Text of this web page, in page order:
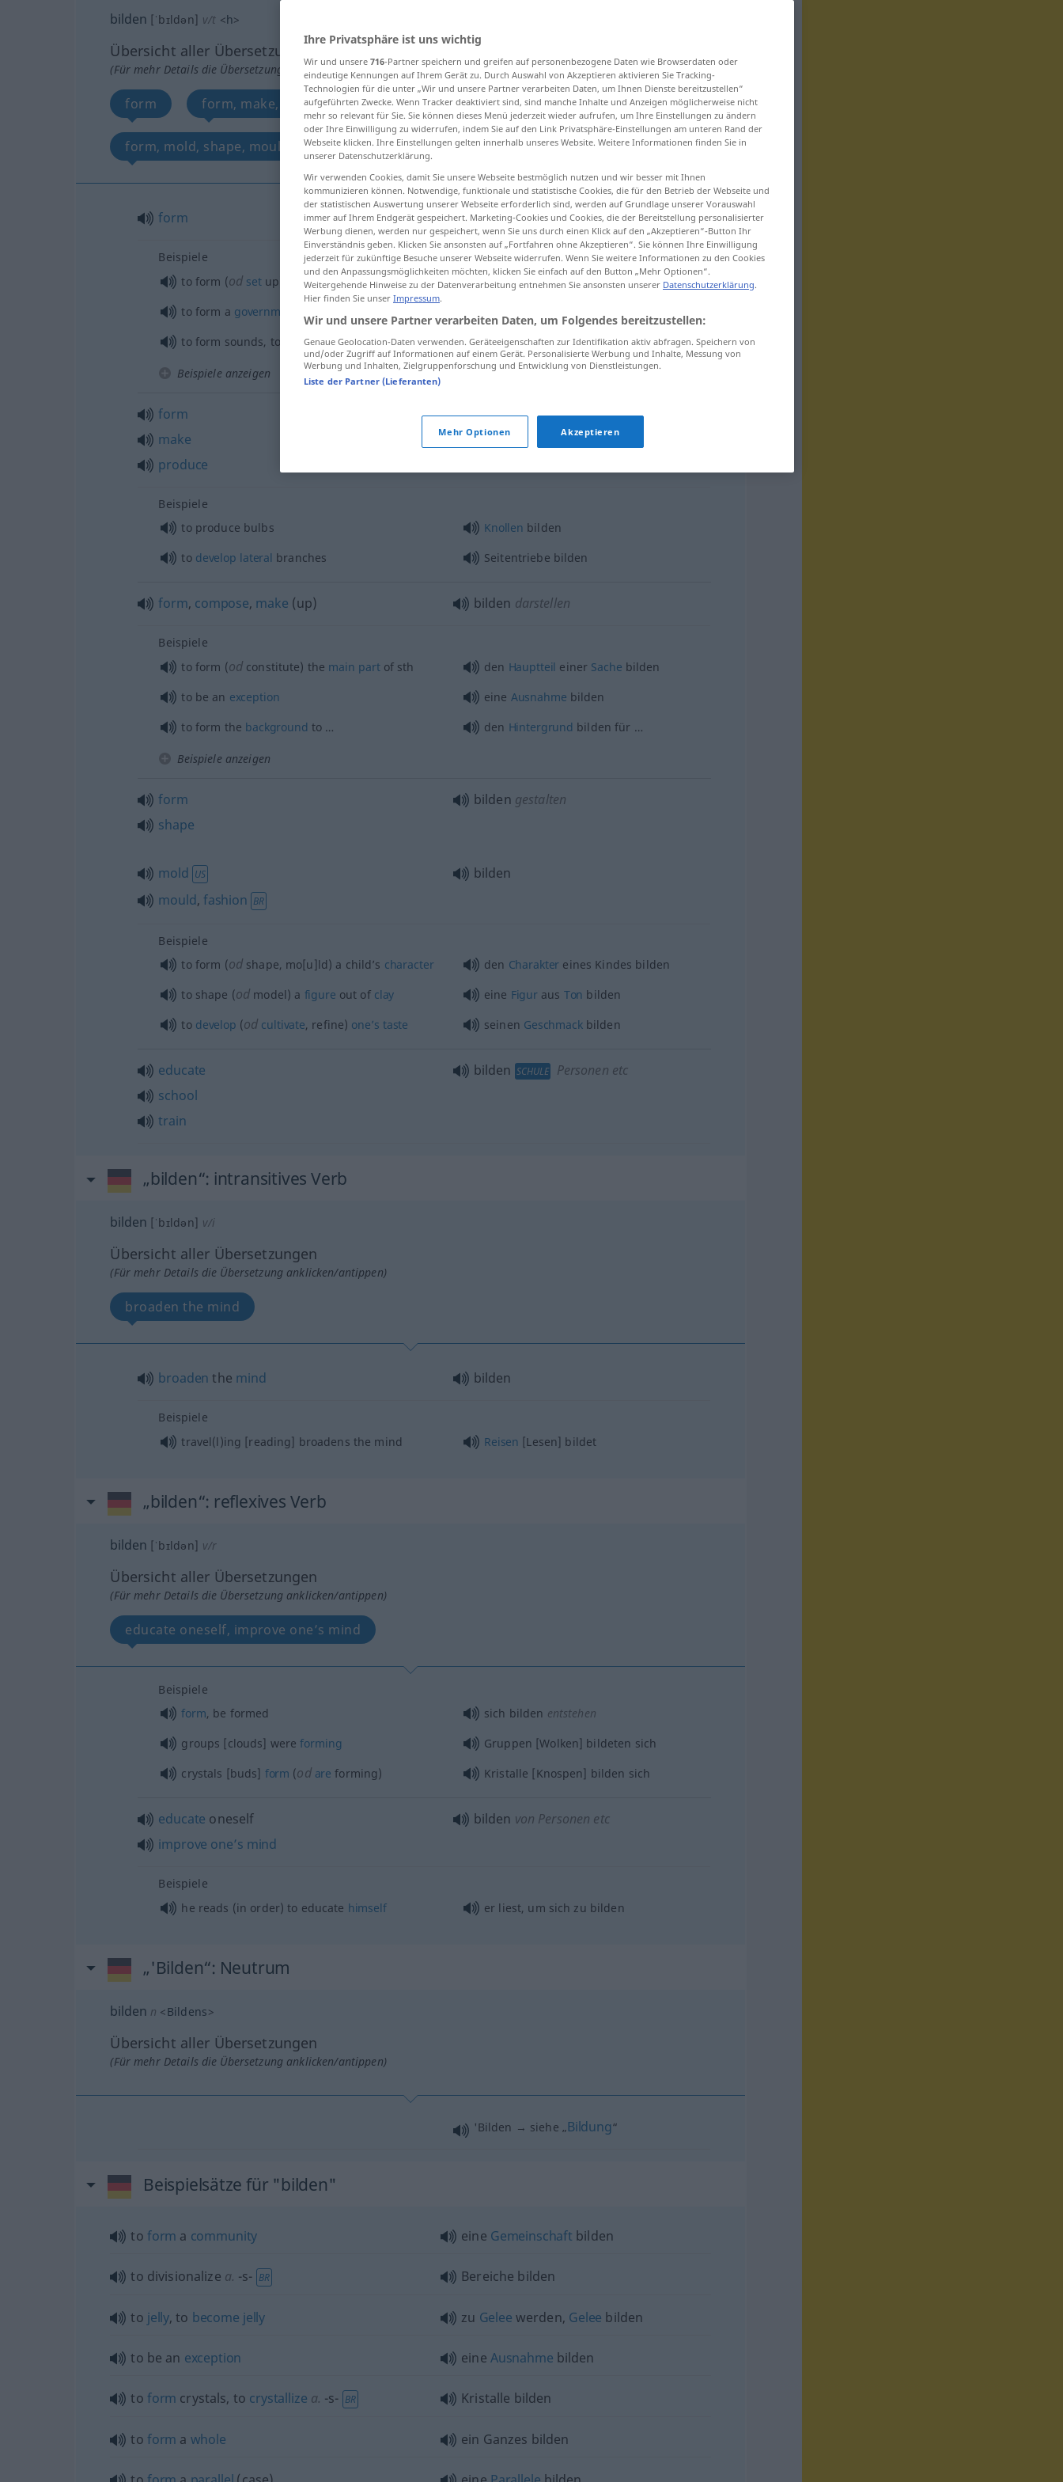
bilden [ˈbɪldən] v/t <h>
Übersicht aller Übersetzungen
(Für mehr Details die Übersetzung anklicken/antippen)
form form, make, produce form, compose, make up
form, mold, shape, mould, fashion educate, school, train
form bildenformen
Beispiele
to form (odsetup) a committee einen Ausschussbilden
to form a government
to form sounds, to
articulate Lautebilden
Beispiele anzeigen
form
make
produce
bildenhervorbringen
Beispiele
to produce bulbs
Knollen bilden
to develop lateral branches Seitentriebe bilden
form, compose, make (up) bilden darstellen
Beispiele
to form (odconstitute) the main partofsth den Hauptteil einer Sache bilden
to be an exception eine Ausnahme bilden
to form the background to … den Hintergrund bilden für …
Beispiele anzeigen
form
shape
bilden gestalten
mold US
mould, fashion BR
bilden
Beispiele
to form (odshape, mo[u]ld) a child’s character den Charakter eines Kindes bilden
to shape (od model) a figure out of clay eine Figuraus Ton bilden
to develop (od cultivate, refine) one’s taste seinen Geschmackbilden
educate
school
train
bilden SCHULE Personen etc
„bilden“: intransitives Verb
bilden [ˈbɪldən] v/i
Übersicht aller Übersetzungen
(Für mehr Details die Übersetzung anklicken/antippen)
broaden the mind
broaden the mind bilden
Beispiele
travel(l)ing [reading] broadens the mind
Reisen [Lesen] bildet
„bilden“: reflexives Verb
bilden [ˈbɪldən] v/r
Übersicht aller Übersetzungen
(Für mehr Details die Übersetzung anklicken/antippen)
educate oneself, improve one’s mind
Beispiele
form, be formed sich bilden entstehen
groups [clouds] wereforming
Gruppen [Wolken] bildeten sich
crystals [buds] form (odare forming) Kristalle [Knospen] bilden sich
educate oneself
improve one’s mind
bilden von Personen etc
Beispiele
he reads (in order) to educate himself er liest, um sich zu bilden
„'Bilden“: Neutrum
bilden n <Bildens>
Übersicht aller Übersetzungen
(Für mehr Details die Übersetzung anklicken/antippen)
'Bilden → siehe „Bildung“
Beispielsätze für "bilden"
to form a community eine Gemeinschaft bilden
to divisionalize a. -s- BR Bereiche bilden
to jelly, to become jelly zu Gelee werden, Gelee bilden
to be an exception eine Ausnahme bilden
to form crystals, to crystallize a. -s- BR Kristalle bilden
to form a whole ein Ganzes bilden
Ihre Privatsphäre ist uns wichtig
Wir und unsere 716-Partner speichern und greifen auf personenbezogene Daten wie Browserdaten oder
eindeutige Kennungen auf Ihrem Gerät zu. Durch Auswahl von Akzeptieren aktivieren Sie Tracking-
Technologien für die unter „Wir und unsere Partner verarbeiten Daten, um Ihnen Dienste bereitzustellen“
aufgeführten Zwecke. Wenn Tracker deaktiviert sind, sind manche Inhalte und Anzeigen möglicherweise nicht
mehr so relevant für Sie. Sie können dieses Menü jederzeit wieder aufrufen, um Ihre Einstellungen zu ändern
oder Ihre Einwilligung zu widerrufen, indem Sie auf den Link Privatsphäre-Einstellungen am unteren Rand der
Webseite klicken. Ihre Einstellungen gelten innerhalb unseres Website. Weitere Informationen finden Sie in
unserer Datenschutzerklärung.
Wir verwenden Cookies, damit Sie unsere Webseite bestmöglich nutzen und wir besser mit Ihnen
kommunizieren können. Notwendige, funktionale und statistische Cookies, die für den Betrieb der Webseite und
der statistischen Auswertung unserer Webseite erforderlich sind, werden auf Grundlage unserer Vorauswahl
immer auf Ihrem Endgerät gespeichert. Marketing-Cookies und Cookies, die der Bereitstellung personalisierter
Werbung dienen, werden nur gespeichert, wenn Sie uns durch einen Klick auf den „Akzeptieren“-Button Ihr
Einverständnis geben. Klicken Sie ansonsten auf „Fortfahren ohne Akzeptieren“. Sie können Ihre Einwilligung
jederzeit für zukünftige Besuche unserer Webseite widerrufen. Wenn Sie weitere Informationen zu den Cookies
und den Anpassungsmöglichkeiten möchten, klicken Sie einfach auf den Button „Mehr Optionen“.
Weitergehende Hinweise zu der Datenverarbeitung entnehmen Sie ansonsten unserer Datenschutzerklärung.
Hier finden Sie unser Impressum.
Wir und unsere Partner verarbeiten Daten, um Folgendes bereitzustellen:
Genaue Geolocation-Daten verwenden. Geräteeigenschaften zur Identifikation aktiv abfragen. Speichern von
und/oder Zugriff auf Informationen auf einem Gerät. Personalisierte Werbung und Inhalte, Messung von
Werbung und Inhalten, Zielgruppenforschung und Entwicklung von Dienstleistungen.
Liste der Partner (Lieferanten)
Mehr Optionen Akzeptieren